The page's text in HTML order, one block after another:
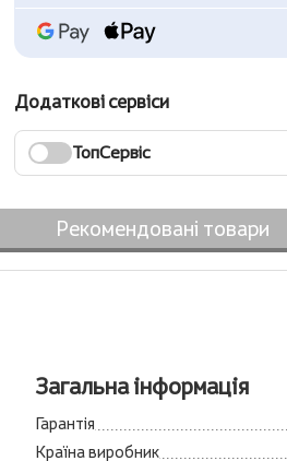
Додаткові сервіси
ТопСервіс
Рекомендовані товари
Загальна інформація
Гарантія
Країна виробник